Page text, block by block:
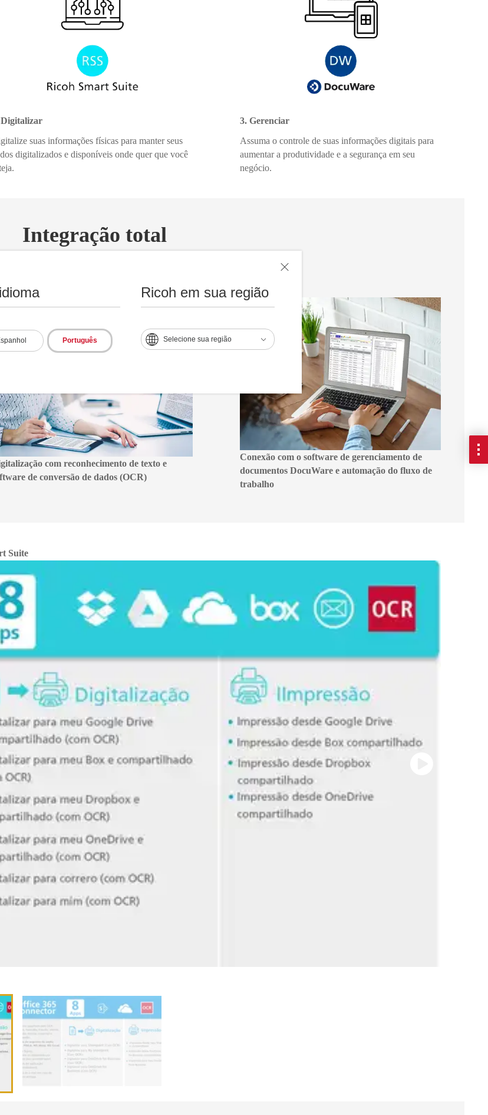
Português
Ricoh em sua região
Selecione sua região
Digitalizar
suas informações físicas para manter seus
digitalizados e disponíveis onde quer que você
3. Gerenciar
Assuma o controle de suas informações digitais para
aumentar a produtividade e a segurança em seu
negócio.
Integração total
com reconhecimento de texto e
de conversão de dados (OCR)
Conexão com o software de gerenciamento de
documentos DocuWare e automação do fluxo de
trabalho
Suite